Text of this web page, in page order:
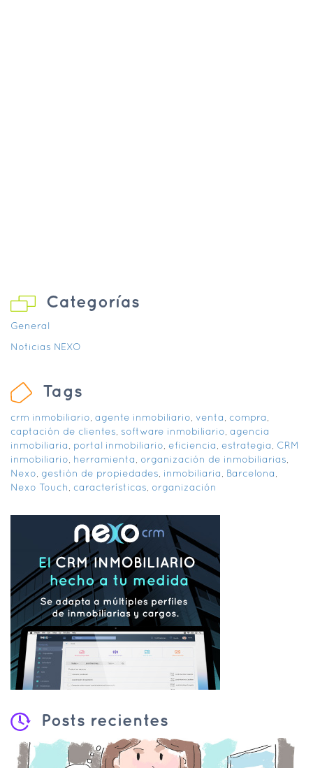
Categorías
General
Noticias NEXO
Tags
crm inmobiliario agente inmobiliario venta compra
captación de clientes software inmobiliario agencia
inmobiliaria
portal inmobiliario eficiencia estrategia
CRM
inmobiliario herramienta organización de inmobiliarias
Nexo gestión de propiedades inmobiliaria Barcelona
Nexo Touch características organización
Posts recientes